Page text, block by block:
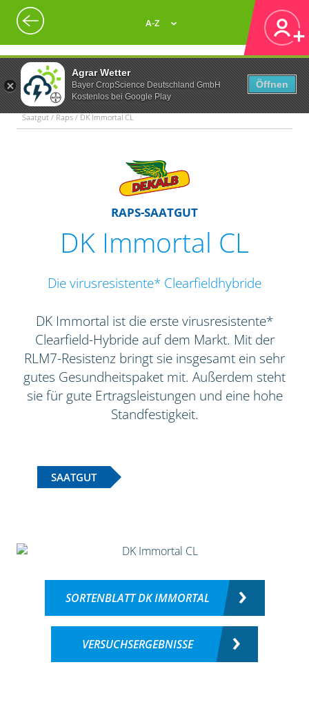
Agrar Wetter
Bayer CropScience Deutschland GmbH
Kostenlos bei Google Play
Öffnen
A-Z
Saatgut / Raps / DK Immortal CL
RAPS-SAATGUT
DK Immortal CL
Die virusresistente* Clearfieldhybride
DK Immortal ist die erste virusresistente*
Clearfield-Hybride auf dem Markt. Mit der
RLM7-Resistenz bringt sie insgesamt ein sehr
gutes Gesundheitspaket mit. Außerdem steht
sie für gute Ertragsleistungen und eine hohe
Standfestigkeit.
SAATGUT
SORTENBLATT DK IMMORTAL
VERSUCHSERGEBNISSE